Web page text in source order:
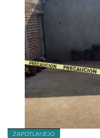
ZAPOTLANEJO